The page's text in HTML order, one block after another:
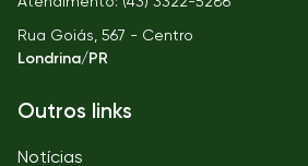
Rua Goiás, 567 - Centro
Londrina/PR
Outros links
Notícias